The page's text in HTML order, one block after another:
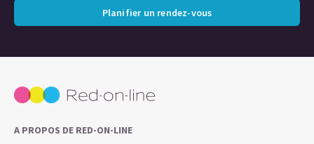
Planifier un rendez-vous
A PROPOS DE RED-ON-LINE